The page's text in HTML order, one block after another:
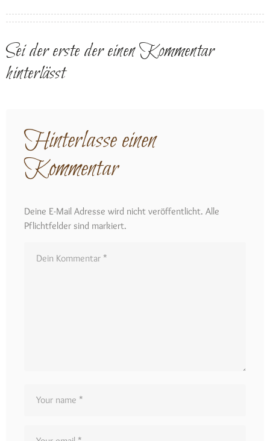
Sei der erste der einen Kommentar
hinterlässt
Hinterlasse einen
Kommentar
Deine E-Mail Adresse wird nicht veröffentlicht. Alle
Pflichtfelder sind markiert.